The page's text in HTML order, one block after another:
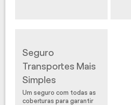
Seguro
Transportes Mais
Simples
Um seguro com todas as
coberturas para garantir